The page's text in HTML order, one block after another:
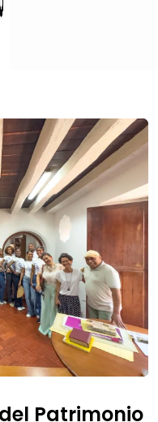
Patrimonio